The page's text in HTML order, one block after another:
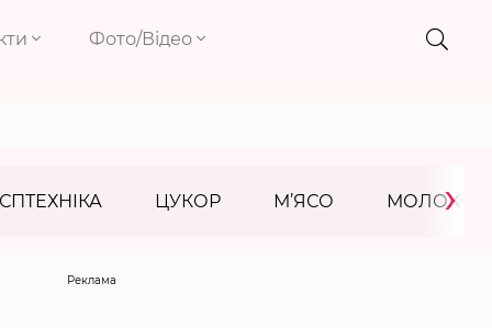
Фото/Відео
ЦУКОР М’ЯСО МОЛОКО
›
Реклама